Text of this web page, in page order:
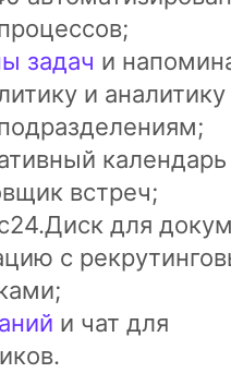
задач и
и
календарь
встреч;
для
с
и чат для